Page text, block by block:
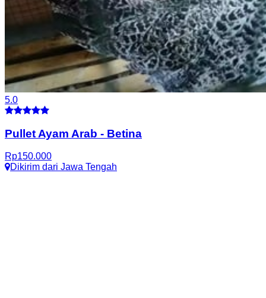
5.0
Pullet Ayam Arab - Betina
Rp150.000
Dikirim dari Jawa Tengah